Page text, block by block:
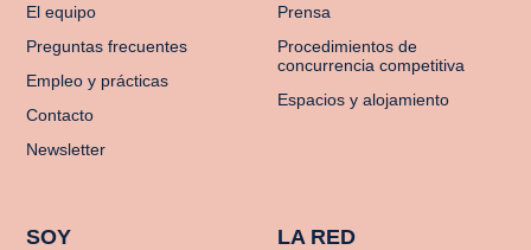
El equipo
Preguntas frecuentes
Empleo y prácticas
Contacto
Newsletter
Prensa
Procedimientos de
concurrencia competitiva
Espacios y alojamiento
SOY LA RED